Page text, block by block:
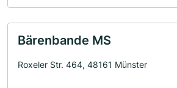
Bärenbande MS
Roxeler Str. 464, 48161 Münster